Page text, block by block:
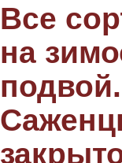
Все
на
подвой.